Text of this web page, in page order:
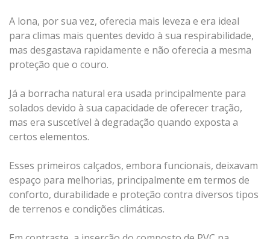
A lona, por sua vez, oferecia mais leveza e era ideal
para climas mais quentes devido à sua respirabilidade,
mas desgastava rapidamente e não oferecia a mesma
proteção que o couro.
Já a borracha natural era usada principalmente para
solados devido à sua capacidade de oferecer tração,
mas era suscetível à degradação quando exposta a
certos elementos.
Esses primeiros calçados, embora funcionais, deixavam
espaço para melhorias, principalmente em termos de
conforto, durabilidade e proteção contra diversos tipos
de terrenos e condições climáticas.